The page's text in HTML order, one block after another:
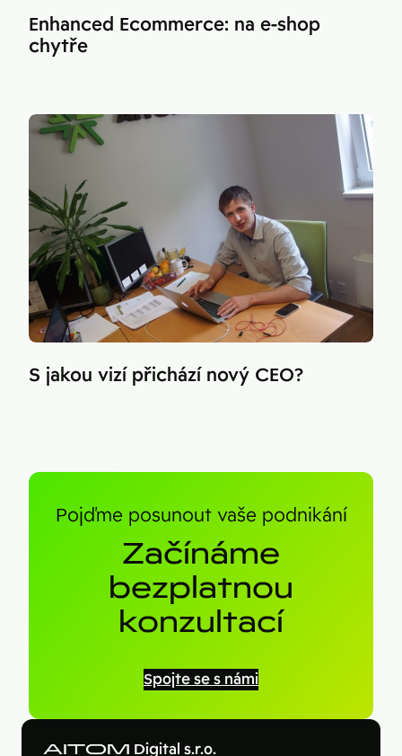
Enhanced Ecommerce: na e-shop
chytře
S jakou vizí přichází nový CEO?
Pojďme posunout vaše podnikání
Začínáme
bezplatnou
konzultací
Spojte se s námi
AITOM Digital s.r.o.